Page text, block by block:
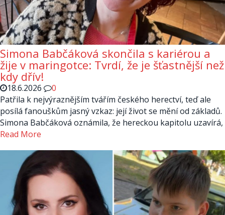
Simona Babčáková skončila s kariérou a
žije v maringotce: Tvrdí, že je šťastnější než
kdy dřív!
18.6.2026
0
Patřila k nejvýraznějším tvářím českého herectví, teď ale
posílá fanouškům jasný vzkaz: její život se mění od základů.
Simona Babčáková oznámila, že hereckou kapitolu uzavírá,
Read More